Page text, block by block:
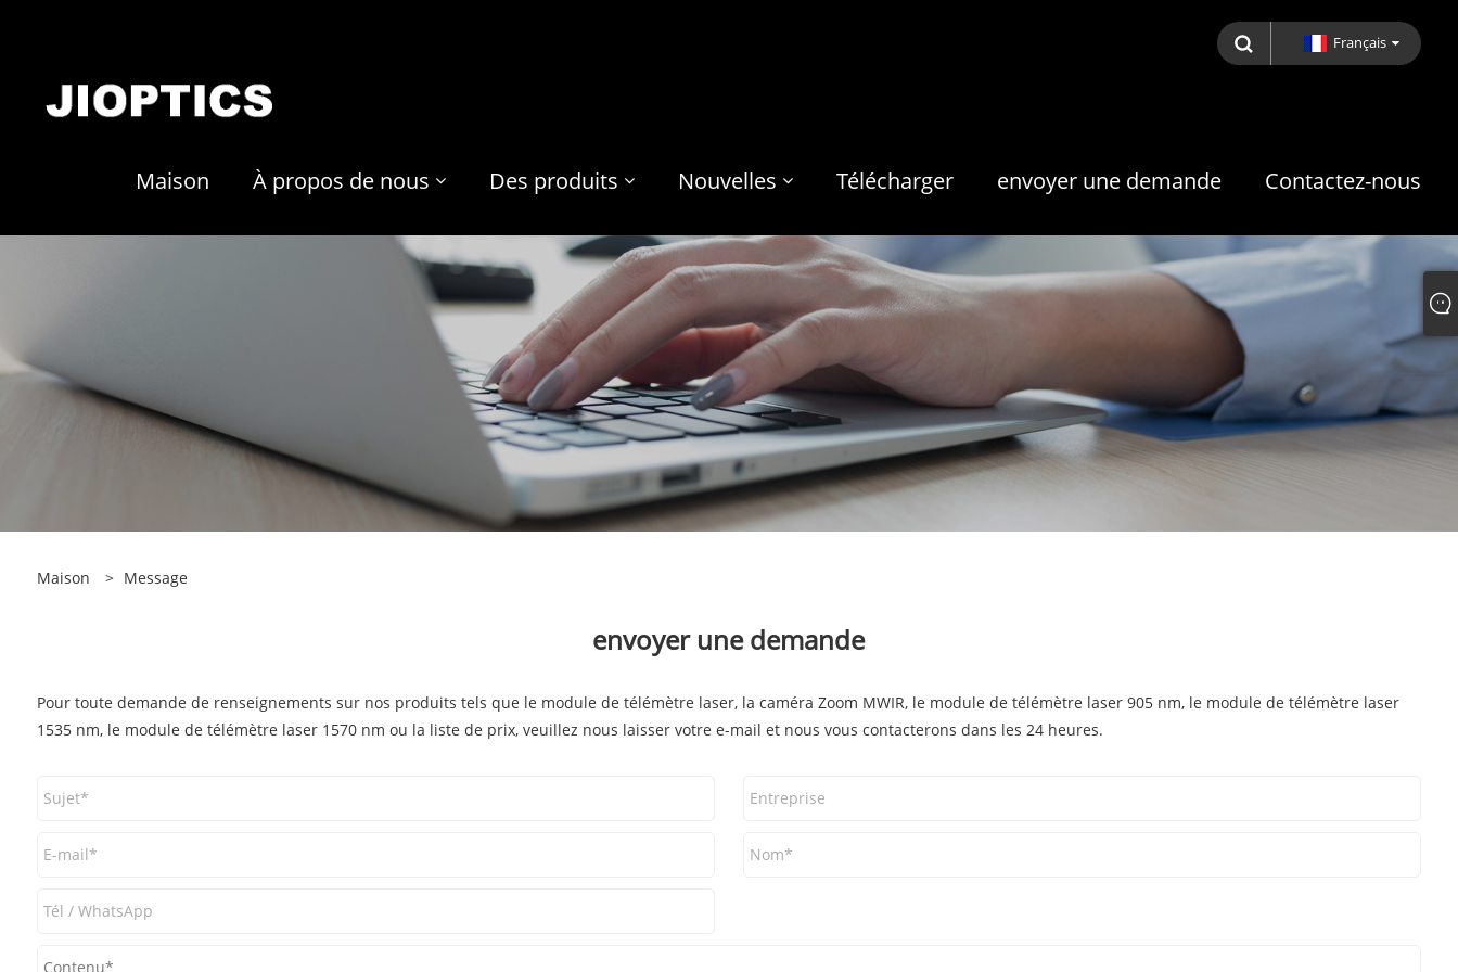
Français
Maison À propos de nous Des produits Nouvelles Télécharger envoyer une demande Contactez-nous
Maison > Message
envoyer une demande
Pour toute demande de renseignements sur nos produits tels que le module de télémètre laser, la caméra Zoom MWIR, le module de télémètre laser 905 nm, le module de télémètre laser
1535 nm, le module de télémètre laser 1570 nm ou la liste de prix, veuillez nous laisser votre e-mail et nous vous contacterons dans les 24 heures.